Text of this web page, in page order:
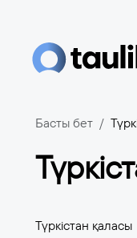
Басты бет
Түркістан қаласы